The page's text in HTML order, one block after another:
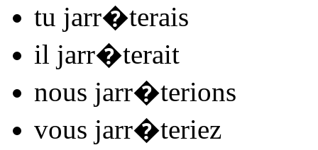
tu jarr�terais
il jarr�terait
nous jarr�terions
vous jarr�teriez